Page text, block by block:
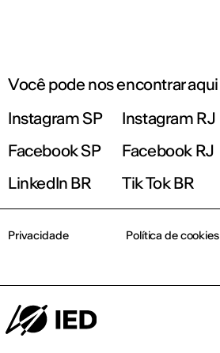
Você pode nos encontrar aqui
Instagram SP
Instagram RJ
Facebook SP
Facebook RJ
LinkedIn BR
Tik Tok BR
Privacidade Política de cookies